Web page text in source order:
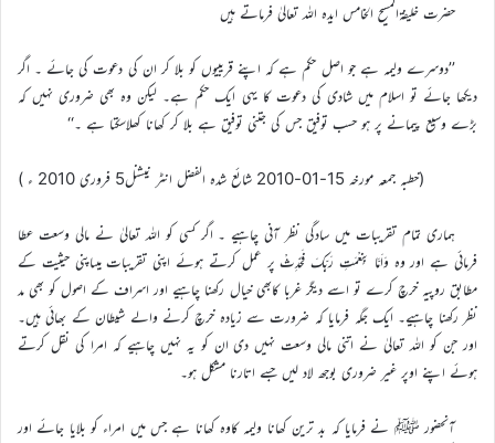
حضرت خلیفۃالمسیح الخامس ایدہ اللہ تعالیٰ فرماتے ہیں
’’دوسرے ولیمہ ہے جو اصل حکم ہے کہ اپنے قریبیوں کو بلا کر ان کی دعوت کی جائے ۔ اگر
دیکھا جائے تو اسلام میں شادی کی دعوت کا یہی ایک حکم ہے۔ لیکن وہ بھی ضروری نہیں کہ
بڑے وسیع پیمانے پر ہو حسب توفیق جس کی جتنی توفیق ہے بلا کر کھانا کھلاسکتا ہے ۔‘‘
(خطبہ جمعہ مورخہ 15-01-2010 شائع شدہ الفضل انٹر نیشنل5 فروری 2010 ء )
ہماری تمام تقریبات میں سادگی نظر آنی چاہیے ۔ اگر کسی کو اللہ تعالیٰ نے مالی وسعت عطا
فرمائی ہے اور وہ وَاَمَّا بِنِعْمَتِ رَبِّکَ فَحَدِّثْ پر عمل کرتے ہوئے اپنی تقریبات میںاپنی حیثیت کے
مطابق روپیہ خرچ کرے تو اسے دیگر غربا کابھی خیال رکھنا چاہیے اور اسراف کے اصول کو بھی مد
نظر رکھنا چاہیے۔ ایک جگہ فرمایا کہ ضرورت سے زیادہ خرچ کرنے والے شیطان کے بھائی ہیں۔
اور جن کو اللہ تعالیٰ نے اتنی مالی وسعت نہیں دی ان کو یہ نہیں چاہیے کہ امرا کی نقل کرتے
ہوئے اپنے اوپر غیر ضروری بوجھ لاد لیں جسے اتارنا مشکل ہو۔
آنحضور ﷺ نے فرمایا کہ بد ترین کھانا ولیمہ کاوہ کھانا ہے جس میں امراء کو بلایا جائے اور